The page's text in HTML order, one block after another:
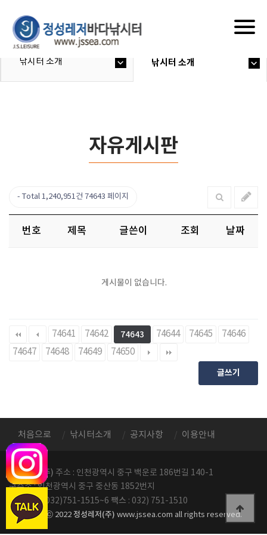
낚시터 소개 낚시터 소개
자유게시판
Total 1,240,951건 74643 페이지
번호 제목 글쓴이 조회 날짜
게시물이 없습니다.
74641 74642 74643 74644 74645
74646
74647
74648 74649 74650
글쓰기
처음으로 낚시터소개 공지사항 이용안내
정성레저(주) 주소 : 인천광역시 중구 백운로 186번길 140-1
구주소 : 인천광역시 중구 중산동 1852번지
전화번호: 032)751-1515~6 팩스 : 032) 751-1510
copyright ⓒ 2022 정성레저(주) www.jssea.com all rights reserved.